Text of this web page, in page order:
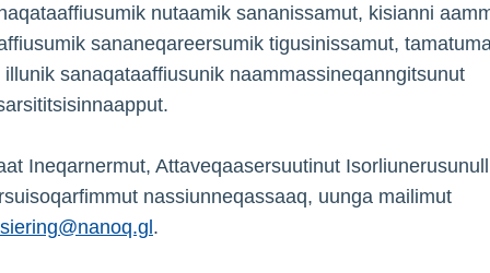
nutaamik sananissamut, kisianni
sananeqareersumik tigusinissamut,
sanaqataaffiusunik naammassineqanngitsunut
Ineqarnermut, Attaveqaasersuutinut
nassiunneqassaaq, uunga mailimut
.